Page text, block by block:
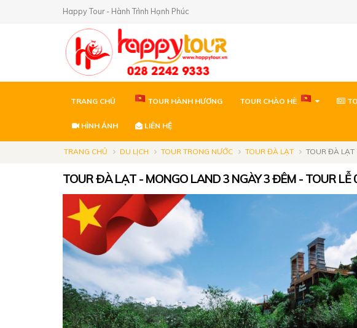
Happy Tour - Hành Trình Hạnh Phúc
TRANG CHỦ TOUR HÀNH HƯƠNG TOUR CHÀO HÈ
HÌNH ẢNH LIÊN HỆ
TRANG CHỦ DU LỊCH TOUR TRONG NƯỚC TOUR ĐÀ LẠT TOUR ĐÀ LẠT
TOUR ĐÀ LẠT - MONGO LAND 3 NGÀY 3 ĐÊM - TOUR LỄ